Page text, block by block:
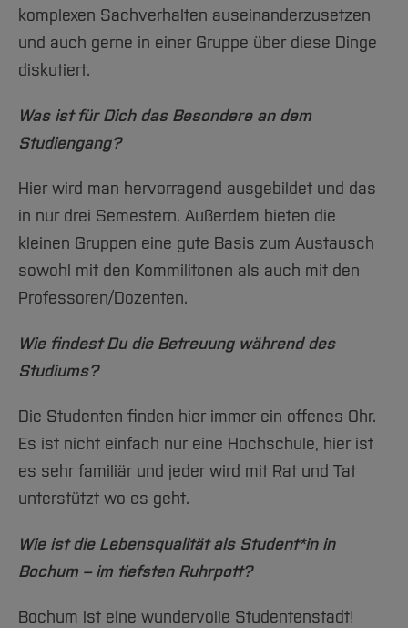
komplexen Sachverhalten auseinanderzusetzen
und auch gerne in einer Gruppe über diese Dinge
diskutiert.
Was ist für Dich das Besondere an dem
Studiengang?
Hier wird man hervorragend ausgebildet und das
in nur drei Semestern. Außerdem bieten die
kleinen Gruppen eine gute Basis zum Austausch
sowohl mit den Kommilitonen als auch mit den
Professoren/Dozenten.
Wie findest Du die Betreuung während des
Studiums?
Die Studenten finden hier immer ein offenes Ohr.
Es ist nicht einfach nur eine Hochschule, hier ist
es sehr familiär und jeder wird mit Rat und Tat
unterstützt wo es geht.
Wie ist die Lebensqualität als Student*in in
Bochum – im tiefsten Ruhrpott?
Bochum ist eine wundervolle Studentenstadt!